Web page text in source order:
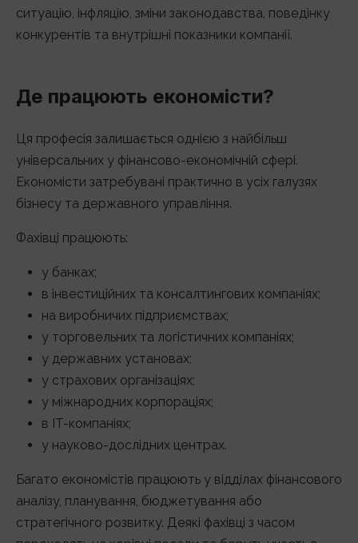
ситуацію, інфляцію, зміни законодавства, поведінку
конкурентів та внутрішні показники компанії.
Де працюють економісти?
Ця професія залишається однією з найбільш
універсальних у фінансово-економічній сфері.
Економісти затребувані практично в усіх галузях
бізнесу та державного управління.
Фахівці працюють:
у банках;
в інвестиційних та консалтингових компаніях;
на виробничих підприємствах;
у торговельних та логістичних компаніях;
у державних установах;
у страхових організаціях;
у міжнародних корпораціях;
в IT-компаніях;
у науково-дослідних центрах.
Багато економістів працюють у відділах фінансового
аналізу, планування, бюджетування або
стратегічного розвитку. Деякі фахівці з часом